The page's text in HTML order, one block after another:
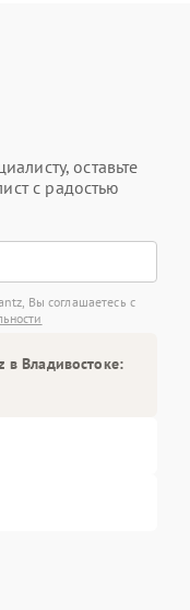
оставьте
с радостью
Вы соглашаетесь с
в Владивостоке: